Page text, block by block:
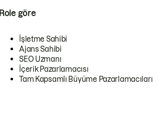
Role göre
İşletme Sahibi
Ajans Sahibi
SEO Uzmanı
İçerik Pazarlamacısı
Tam Kapsamlı Büyüme Pazarlamacıları